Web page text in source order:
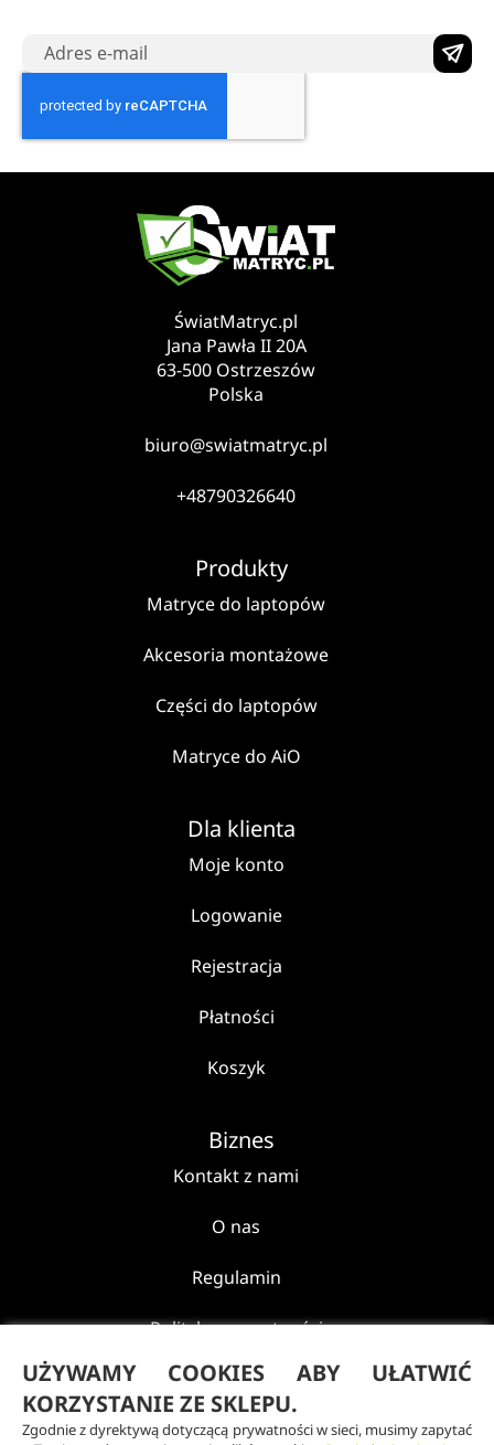
UŻYWAMY COOKIES ABY UŁATWIĆ
KORZYSTANIE ZE SKLEPU.
Zgodnie z dyrektywą dotyczącą prywatności w sieci, musimy zapytać
ŚwiatMatryc.pl
Jana Pawła II 20A
63-500 Ostrzeszów
Polska
biuro@swiatmatryc.pl
+48790326640
Produkty
Matryce do laptopów
Akcesoria montażowe
Części do laptopów
Matryce do AiO
Dla klienta
Moje konto
Logowanie
Rejestracja
Płatności
Koszyk
Biznes
Kontakt z nami
O nas
Regulamin
Polityka prywatności
Reklamacje i zwroty